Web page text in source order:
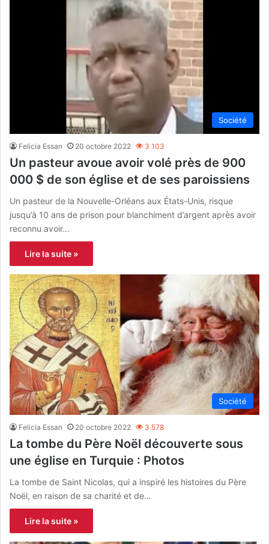
Société
Felicia Essan 20 octobre 2022 3 103
Un pasteur avoue avoir volé près de 900
000 $ de son église et de ses paroissiens
Un pasteur de la Nouvelle-Orléans aux États-Unis, risque
jusqu’à 10 ans de prison pour blanchiment d’argent après avoir
reconnu avoir…
Lire la suite »
Société
Felicia Essan 20 octobre 2022 3 578
La tombe du Père Noël découverte sous
une église en Turquie : Photos
La tombe de Saint Nicolas, qui a inspiré les histoires du Père
Noël, en raison de sa charité et de…
Lire la suite »